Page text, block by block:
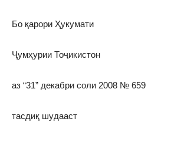
Бо қарори Ҳукумати
Ҷумҳурии Тоҷикистон
аз “31” декабри соли 2008 № 659
тасдиқ шудааст